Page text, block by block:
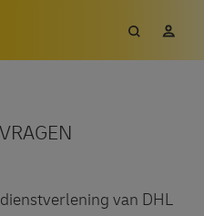
gaan
eCommerce, ga naar de
Zoeken
van DHL